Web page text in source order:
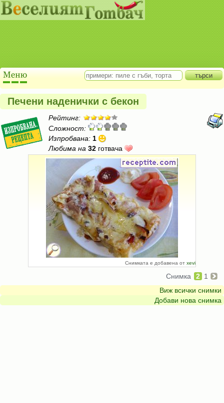
Печени наденички с бекон
Рейтинг:
Сложност:
Изпробвана: 1
Любима на 32 готвача
Снимката е добавена от xevi
Снимка 2
1
Виж всички снимки
Добави нова снимка